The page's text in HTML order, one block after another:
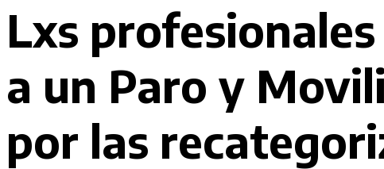
Lxs profesionales
a un Paro y
por las